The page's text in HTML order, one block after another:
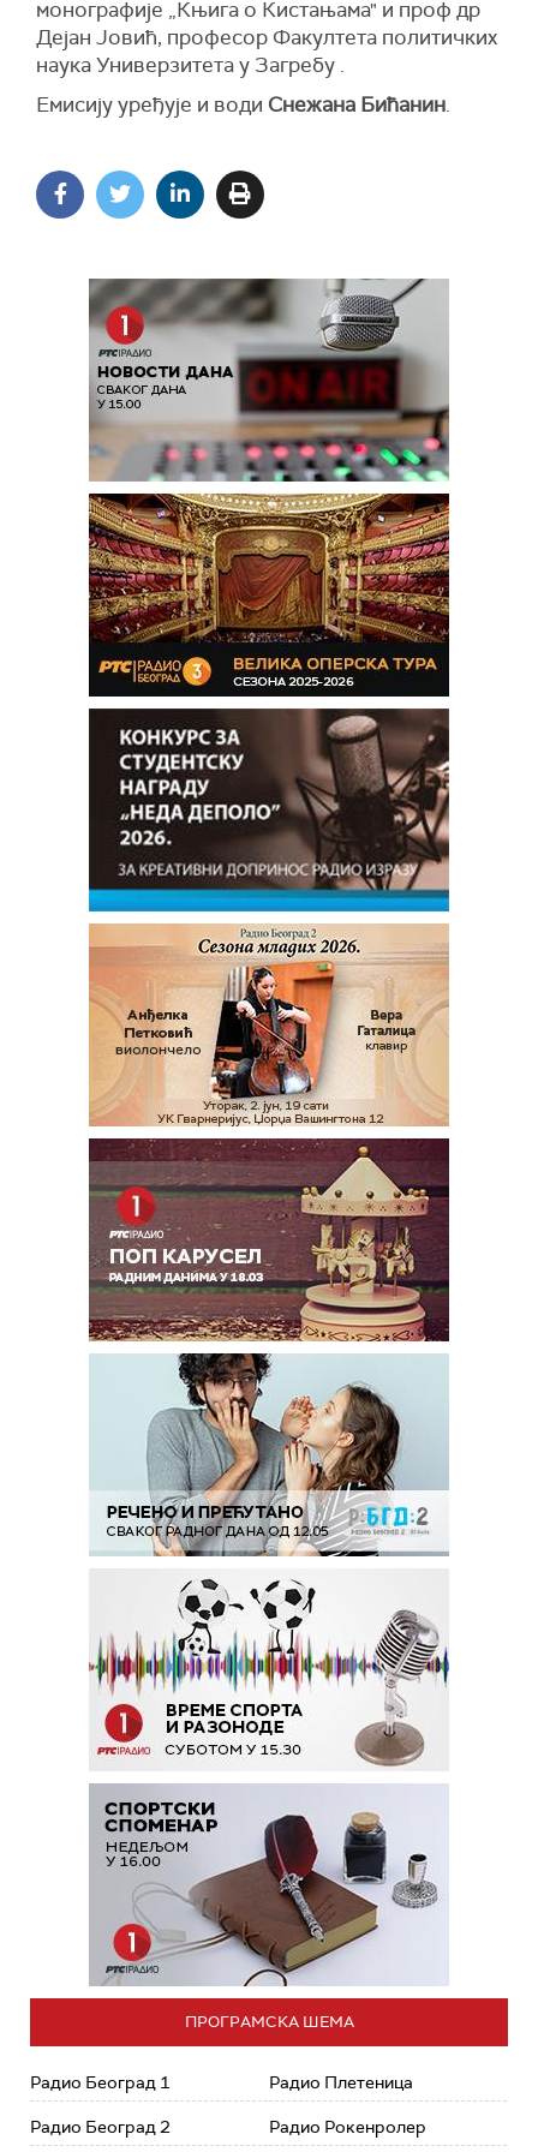
монографије „Књига о Кистањама" и проф др
Дејан Јовић, професор Факултета политичких
наука Универзитета у Загребу .
Емисију уређује и води Снежана Бићанин.
ПРОГРАМСКА ШЕМА
Радио Београд 1
Радио Београд 2
Радио Плетеница
Радио Рокенролер